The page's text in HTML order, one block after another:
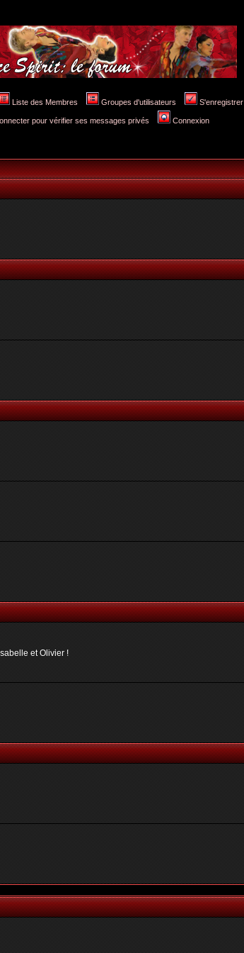
Liste des Membres Groupes d'utilisateurs S'enregistrer
pour vérifier ses messages privés Connexion
et Olivier !